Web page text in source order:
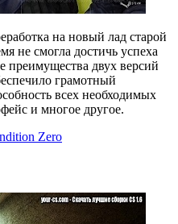
на новый лад старой
не смогла достичь успеха
преимущества двух версий
грамотный
всех необходимых
и многое другое.
Zero